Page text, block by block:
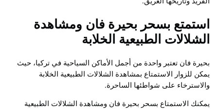
استمتع بسحر بحيرة فان ومشاهدة
الشلالات الطبيعية الخلابة
بحيرة فان تعتبر واحدة من أجمل الأماكن السياحية في تركيا، حيث
يمكن للزوار الاستمتاع بمشاهدة الشلالات الطبيعية الخلابة
والاسترخاء على شواطئها الساحرة.
يمكنك الاستمتاع بسحر بحيرة فان ومشاهدة الشلالات الطبيعية